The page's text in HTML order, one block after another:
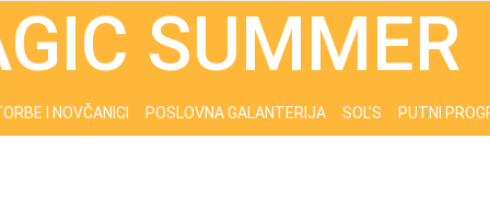
SUMMER
I NOVČANICI POSLOVNA GALANTERIJA SOL'S PUTNI